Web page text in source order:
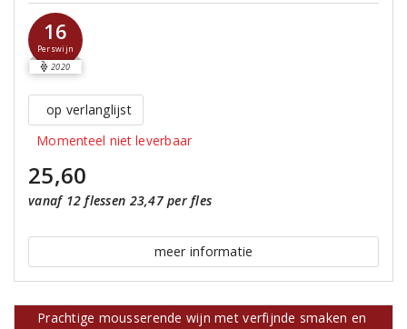
16
Perswijn
2020
op verlanglijst
Momenteel niet leverbaar
25,60
vanaf 12 flessen 23,47 per fles
meer informatie
Prachtige mousserende wijn met verfijnde smaken en